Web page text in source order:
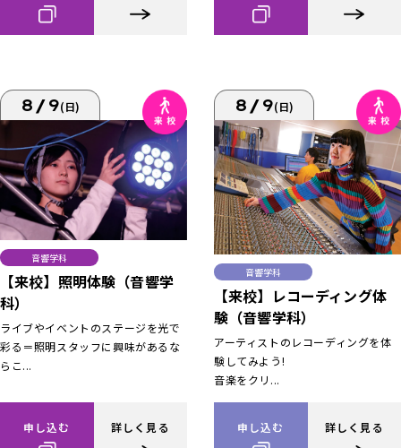
8/9(日)
音響学科
【来校】照明体験（音響学
科）
ライブやイベントのステージを光で
彩る＝照明スタッフに興味があるな
らこ...
申し込む 詳しく見る
8/9(日)
音響学科
【来校】レコーディング体
験（音響学科）
アーティストのレコーディングを体
験してみよう!
音楽をクリ...
申し込む 詳しく見る